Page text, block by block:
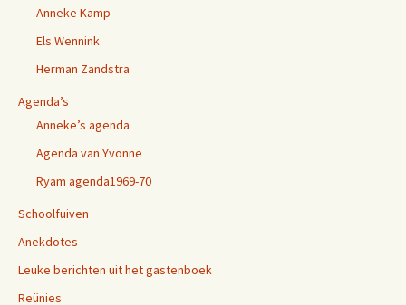
Anneke Kamp
Els Wennink
Herman Zandstra
Agenda’s
Anneke’s agenda
Agenda van Yvonne
Ryam agenda1969-70
Schoolfuiven
Anekdotes
Leuke berichten uit het gastenboek
Reünies